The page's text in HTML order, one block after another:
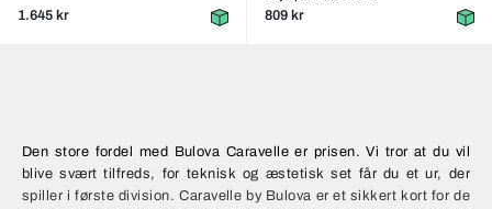
1.645 kr
809 kr
Den store fordel med Bulova Caravelle er prisen. Vi tror at du vil
blive svært tilfreds, for teknisk og æstetisk set får du et ur, der
spiller i første division. Caravelle by Bulova er et sikkert kort for de